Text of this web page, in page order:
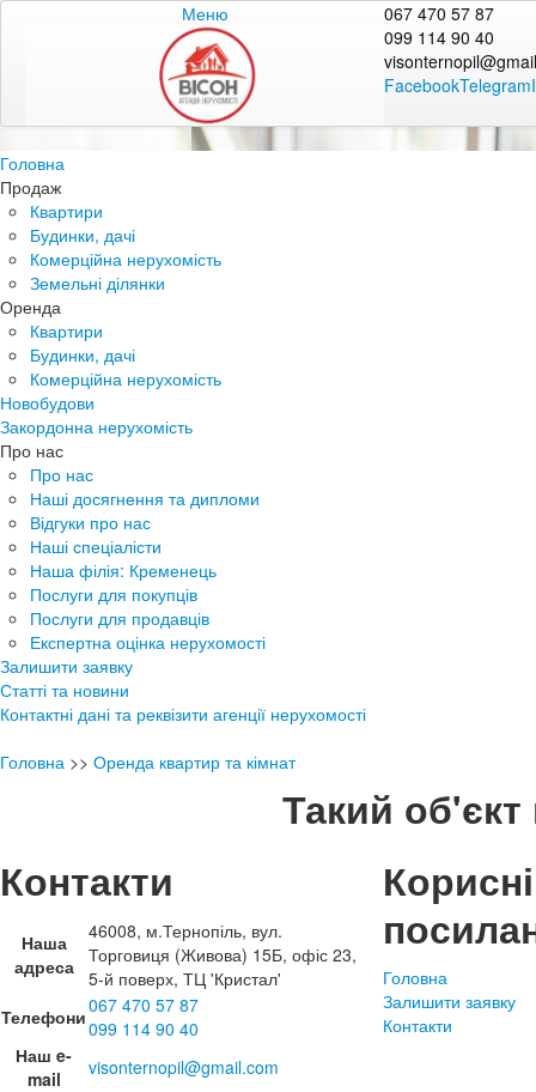
Меню
067 470 57 87
099 114 90 40
FacebookTelegram
Головна
Продаж
Квартири
Будинки, дачі
Комерційна нерухомість
Земельні ділянки
Оренда
Квартири
Будинки, дачі
Комерційна нерухомість
Новобудови
Закордонна нерухомість
Про нас
Про нас
Наші досягнення та дипломи
Відгуки про нас
Наші спеціалісти
Наша філія: Кременець
Послуги для покупців
Послуги для продавців
Експертна оцінка нерухомості
Залишити заявку
Статті та новини
Контактні дані та реквізити агенції нерухомості
Головна >> Оренда квартир та кімнат
Такий об'єкт
Контакти
Наша
адреса
46008, м.Тернопіль, вул.
Торговиця (Живова) 15Б, офіс 23,
5-й поверх, ТЦ 'Кристал'
Телефони067 470 57 87
099 114 90 40
Наш e-
mail
visonternopil@gmail.com
Корисні
Головна
Залишити заявку
Контакти